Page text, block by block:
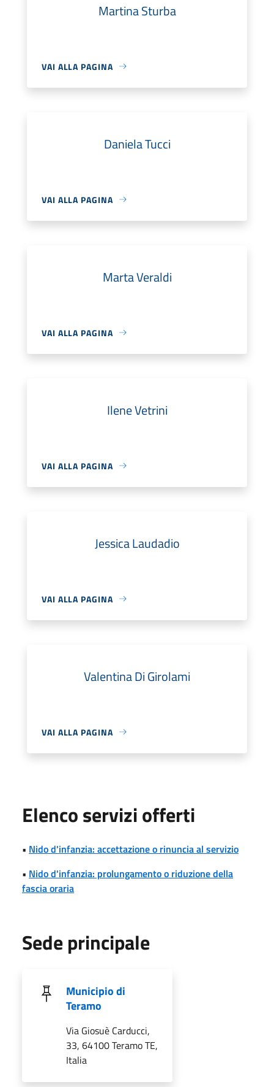
Martina Sturba
VAI ALLA PAGINA
Daniela Tucci
VAI ALLA PAGINA
Marta Veraldi
VAI ALLA PAGINA
Ilene Vetrini
VAI ALLA PAGINA
Jessica Laudadio
VAI ALLA PAGINA
Valentina Di Girolami
VAI ALLA PAGINA
Elenco servizi offerti
• Nido d'infanzia: accettazione o rinuncia al servizio
• Nido d'infanzia: prolungamento o riduzione della
fascia oraria
Sede principale
Municipio di
Teramo
Via Giosuè Carducci,
33, 64100 Teramo TE,
Italia